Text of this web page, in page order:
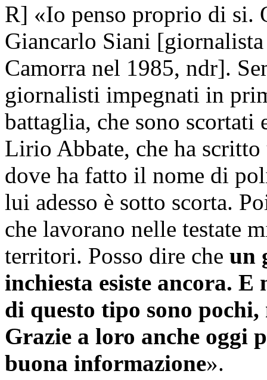
R] «Io penso proprio di si.
Giancarlo Siani [giornalista
Camorra nel 1985, ndr].
giornalisti impegnati in
battaglia, che sono scortati
Lirio Abbate, che ha
dove ha fatto il nome di
lui adesso è sotto scorta.
che lavorano nelle testate
territori. Posso dire che un
inchiesta esiste ancora.
di questo tipo sono
Grazie a loro anche oggi
buona informazione».